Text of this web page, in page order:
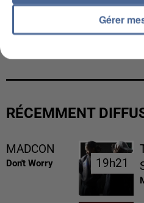
UNE TOURISTE DE
RÉCEMMENT
MADCON
Don't Worry 19h21
19h21
Gérer